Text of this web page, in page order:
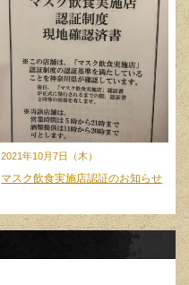
2021年10月7日（木）
マスク飲食実施店認証のお知らせ